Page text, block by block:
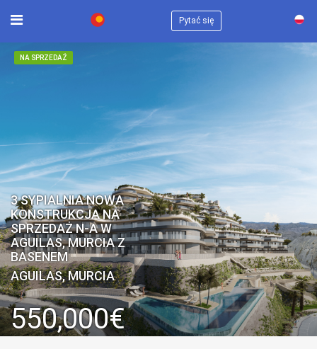
Pytać się
NA SPRZEDAŻ
3 SYPIALNIA NOWA
KONSTRUKCJA NA
SPRZEDAŻ N-A W
AGUILAS, MURCIA Z
BASENEM
AGUILAS, MURCIA
550,000€